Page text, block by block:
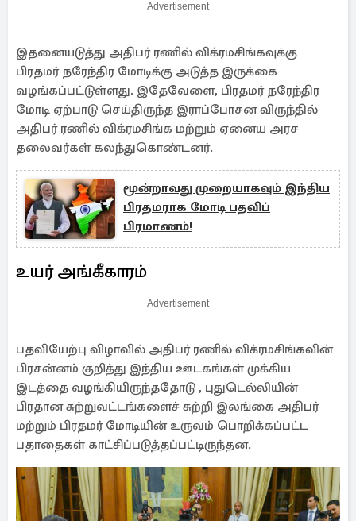
Advertisement
இதனையடுத்து அதிபர் ரணில் விக்ரமசிங்கவுக்கு
பிரதமர் நரேந்திர மோடிக்கு அடுத்த இருக்கை
வழங்கப்பட்டுள்ளது. இதேவேளை, பிரதமர் நரேந்திர
மோடி ஏற்பாடு செய்திருந்த இராப்போசன விருந்தில்
அதிபர் ரணில் விக்ரமசிங்க மற்றும் ஏனைய அரச
தலைவர்கள் கலந்துகொண்டனர்.
மூன்றாவது முறையாகவும் இந்திய
பிரதமராக மோடி பதவிப்
பிரமாணம்!
உயர் அங்கீகாரம்
Advertisement
பதவியேற்பு விழாவில் அதிபர் ரணில் விக்ரமசிங்கவின்
பிரசன்னம் குறித்து இந்திய ஊடகங்கள் முக்கிய
இடத்தை வழங்கியிருந்ததோடு , புதுடெல்லியின்
பிரதான சுற்றுவட்டங்களைச் சுற்றி இலங்கை அதிபர்
மற்றும் பிரதமர் மோடியின் உருவம் பொறிக்கப்பட்ட
பதாதைகள் காட்சிப்படுத்தப்பட்டிருந்தன.